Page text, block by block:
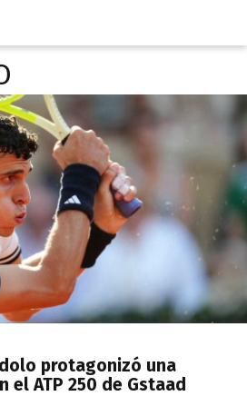
protagonizó una
el ATP 250 de Gstaad